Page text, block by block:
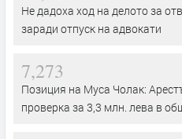
Не дадоха ход на делото за
заради отпуск на адвокати
7,273
Позиция на Муса Чолак:
проверка за 3,3 млн. лева в